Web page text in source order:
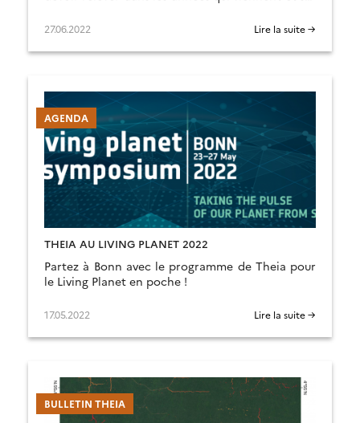
27.06.2022 Lire la suite →
AGENDA
THEIA AU LIVING PLANET 2022
Partez à Bonn avec le programme de Theia pour
le Living Planet en poche !
17.05.2022 Lire la suite →
BULLETIN THEIA